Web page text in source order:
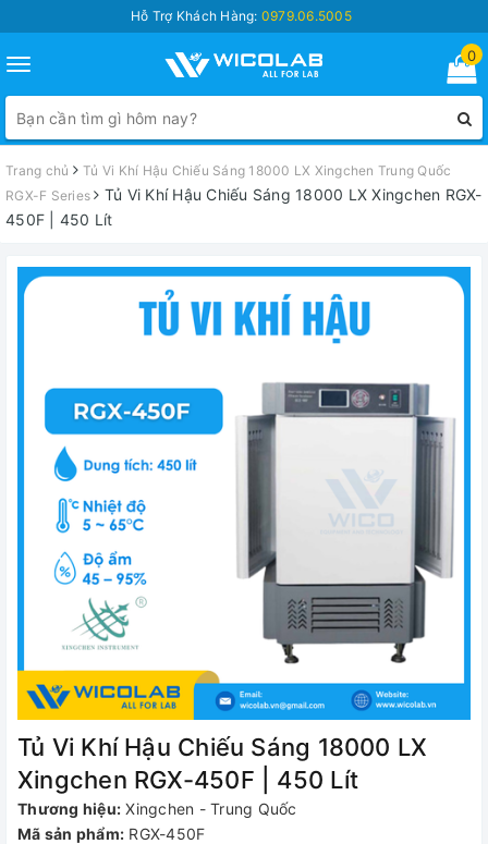
Hỗ Trợ Khách Hàng: 0979.06.5005
Toggle
navigation
0
Trang chủ
Tủ Vi Khí Hậu Chiếu Sáng 18000 LX Xingchen Trung Quốc
RGX-F Series
Tủ Vi Khí Hậu Chiếu Sáng 18000 LX Xingchen RGX-
450F | 450 Lít
Tủ Vi Khí Hậu Chiếu Sáng 18000 LX
Xingchen RGX-450F | 450 Lít
Thương hiệu: Xingchen - Trung Quốc
Mã sản phẩm: RGX-450F